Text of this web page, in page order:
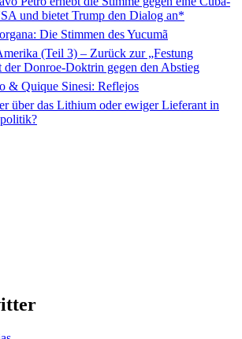
und bietet Trump den Dialog an*
Die Stimmen des Yucumã
(Teil 3) – Zurück zur „Festung
Donroe-Doktrin gegen den Abstieg
& Quique Sinesi: Reflejos
über das Lithium oder ewiger Lieferant in